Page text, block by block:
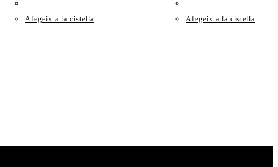
Afegeix a la cistella Afegeix a la cistella